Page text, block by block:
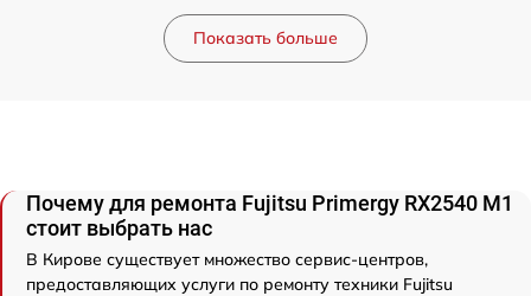
Показать больше
Почему для ремонта Fujitsu Primergy RX2540 M1
стоит выбрать нас
В Кирове существует множество сервис-центров,
предоставляющих услуги по ремонту техники Fujitsu